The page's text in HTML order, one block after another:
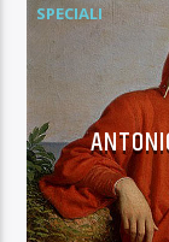
SPECIALI